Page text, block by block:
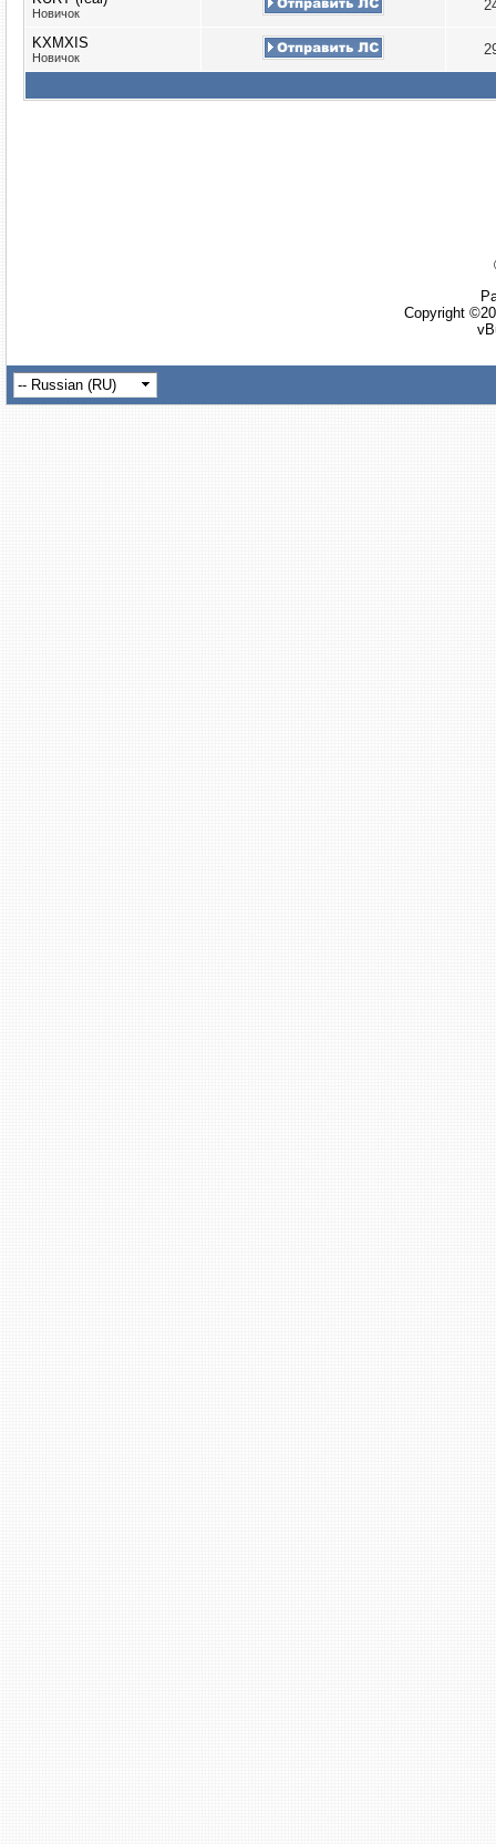
Новичок
KXMXIS
Новичок
Copyright